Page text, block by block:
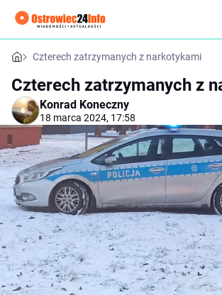
Czterech zatrzymanych z narkotykami
Czterech zatrzymanych z
Konrad Koneczny
18 marca 2024, 17:58